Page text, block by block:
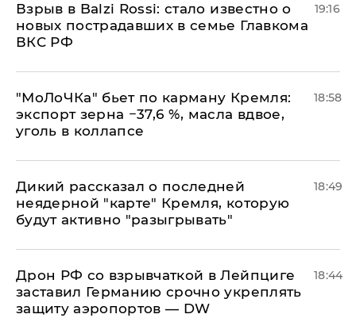
Взрыв в Balzi Rossi: стало известно о
новых пострадавших в семье Главкома
ВКС РФ
19:16
​"МоЛоЧКа" бьет по карману Кремля:
экспорт зерна −37,6 %, масла вдвое,
уголь в коллапсе
18:58
Дикий рассказал о последней
неядерной "карте" Кремля, которую
будут активно "разыгрывать"
18:49
​Дрон РФ со взрывчаткой в Лейпциге
заставил Германию срочно укреплять
защиту аэропортов — DW
18:44